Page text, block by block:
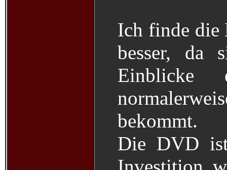
Ich finde die
besser, da
Einblicke
bekommt.
Die DVD